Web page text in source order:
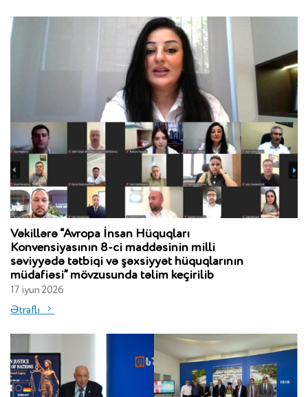
Vəkillərə “Avropa İnsan Hüquqları
Konvensiyasının 8-ci maddəsinin milli
səviyyədə tətbiqi və şəxsiyyət hüquqlarının
müdafiəsi” mövzusunda təlim keçirilib
17 iyun 2026
Ətraflı